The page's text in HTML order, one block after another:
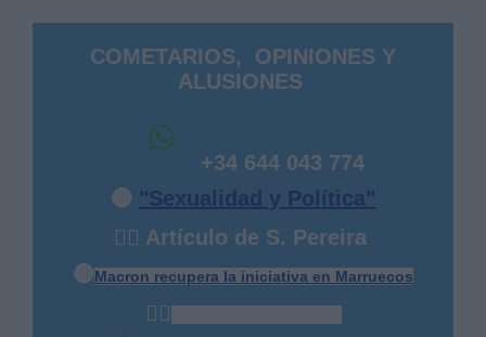
COMETARIOS, OPINIONES Y
ALUSIONES
+34 644 043 774
🔴 "Sexualidad y Política"
✍🏻 Artículo de S. Pereira
🔴Macron recupera la iniciativa en Marruecos
✍🏻